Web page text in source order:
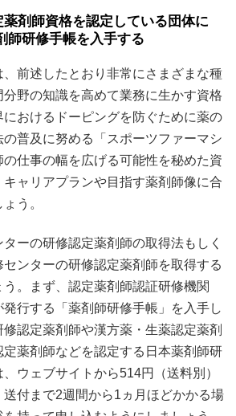
剤師資格を認定している団体に
師研修手帳を入手する
前述したとおり非常にさまざまな種
野の知識を高めて業務に生かす資格
おけるドーピングを防ぐために薬の
普及に努める「スポーツファーマシ
仕事の幅を広げる可能性を秘めた資
ャリアプランや目指す薬剤師像に合
う。
ーの研修認定薬剤師の取得法もしく
ンターの研修認定薬剤師を取得する
。まず、認定薬剤師認証研修機関
発行する「薬剤師研修手帳」を入手し
認定薬剤師や漢方薬・生薬認定薬剤
薬剤師などを認定する日本薬剤師研
ウェブサイトから514円（送料別）
付まで2週間から1ヵ月ほどかかる場